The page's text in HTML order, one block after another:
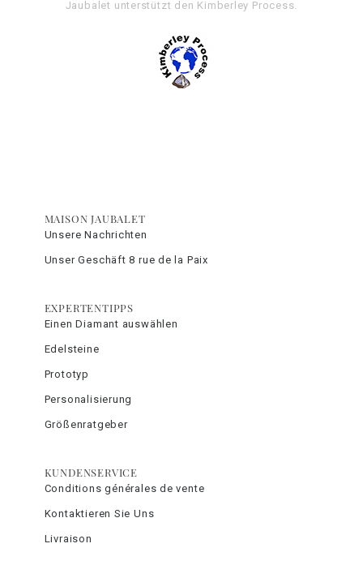
Jaubalet unterstützt den Kimberley Process
MAISON JAUBALET
Unsere Nachrichten
Unser Geschäft 8 rue de la Paix
EXPERTENTIPPS
Einen Diamant auswählen
Edelsteine
Prototyp
Personalisierung
Größenratgeber
KUNDENSERVICE
Conditions générales de vente
Kontaktieren Sie Uns
Livraison